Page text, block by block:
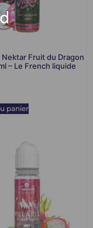
Fruit du Dragon
– Le French liquide
panier